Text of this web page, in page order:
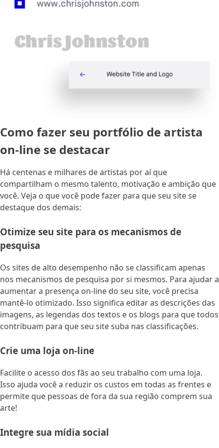
Como fazer seu portfólio de artista
on-line se destacar
Há centenas e milhares de artistas por aí que
compartilham o mesmo talento, motivação e ambição que
você. Veja o que você pode fazer para que seu site se
destaque dos demais:
Otimize seu site para os mecanismos de
pesquisa
Os sites de alto desempenho não se classificam apenas
nos mecanismos de pesquisa por si mesmos. Para ajudar a
aumentar a presença on-line do seu site, você precisa
mantê-lo otimizado. Isso significa editar as descrições das
imagens, as legendas dos textos e os blogs para que todos
contribuam para que seu site suba nas classificações.
Crie uma loja on-line
Facilite o acesso dos fãs ao seu trabalho com uma loja.
Isso ajuda você a reduzir os custos em todas as frentes e
permite que pessoas de fora da sua região comprem sua
arte!
Integre sua mídia social